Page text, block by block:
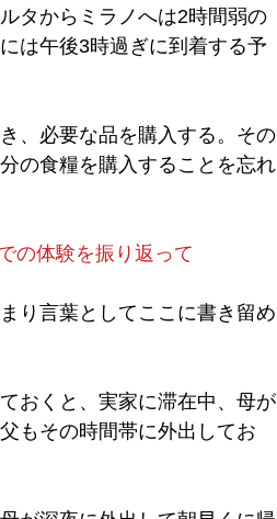
タからミラノへは2時間弱の
は午後3時過ぎに到着する予
、必要な品を購入する。その
の食糧を購入することを忘れ
の体験を振り返って
り言葉としてここに書き留め
おくと、実家に滞在中、母が
もその時間帯に外出してお